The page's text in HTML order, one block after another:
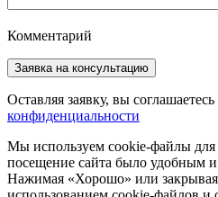
Комментарий
Оставляя заявку, вы соглашаетесь
конфиденциальности
Мы используем cookie-файлы
посещение сайта было удобным
Нажимая «Хорошо» или закрывая